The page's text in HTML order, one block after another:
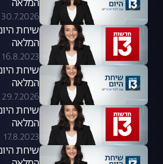
המלאה
30.7.2026
המלאה
16.8.2023
המלאה
29.7.2026
המלאה
17.8.2023